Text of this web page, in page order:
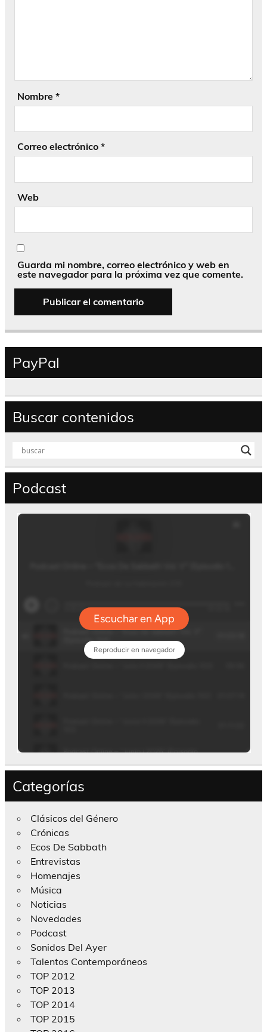
Nombre *
Correo electrónico *
Web
Guarda mi nombre, correo electrónico y web en
este navegador para la próxima vez que comente.
PayPal
Buscar contenidos
Podcast
Categorías
Clásicos del Género
Crónicas
Ecos De Sabbath
Entrevistas
Homenajes
Música
Noticias
Novedades
Podcast
Sonidos Del Ayer
Talentos Contemporáneos
TOP 2012
TOP 2013
TOP 2014
TOP 2015